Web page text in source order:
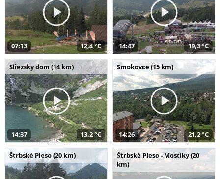
07:13 12,4 °C 14:47 19,3 °C
Sliezsky dom (14 km)
14:37 13,2 °C
Smokovce (15 km)
14:26 21,2 °C
Štrbské Pleso (20 km)
Štrbské Pleso - Mostíky (20
km)